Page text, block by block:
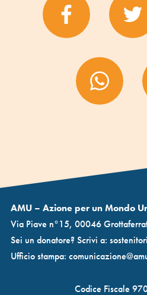
AMU – Azione per un Mondo
Via Piave n°15, 00046
Sei un donatore? Scrivi a:
Ufficio stampa:
Codice Fiscale